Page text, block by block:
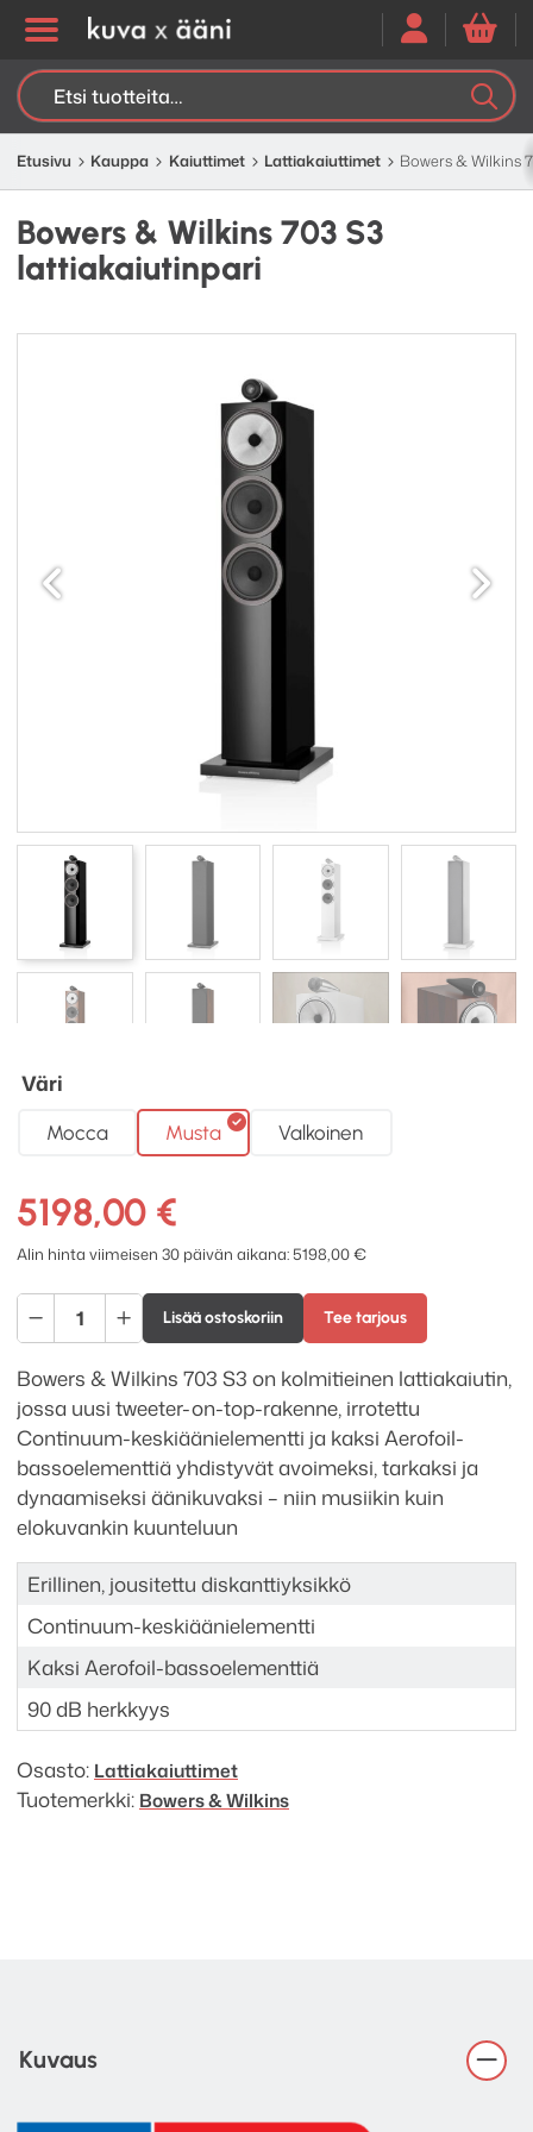
Etsi:
Etusivu Kauppa Kaiuttimet Lattia­kaiuttimet Bowers & Wilkins
Bowers & Wilkins 703 S3
lattiakaiutinpari
Väri
Mocca Musta Valkoinen
5198,00 €
Alin hinta viimeisen 30 päivän aikana: 5198,00€
Bowers
&
Wilkins
703
S3
lattiakaiutinpari
määrä
Lisää ostoskoriin Tee tarjous
Bowers & Wilkins 703 S3 on kolmitieinen lattiakaiutin,
jossa uusi tweeter-on-top-rakenne, irrotettu
Continuum-keskiäänielementti ja kaksi Aerofoil-
bassoelementtiä yhdistyvät avoimeksi, tarkaksi ja
dynaamiseksi äänikuvaksi – niin musiikin kuin
elokuvankin kuunteluun
Erillinen, jousitettu diskanttiyksikkö
Continuum-keskiäänielementti
Kaksi Aerofoil-bassoelementtiä
90 dB herkkyys
Osasto: Lattia­kaiuttimet
Tuotemerkki: Bowers & Wilkins
Kuvaus